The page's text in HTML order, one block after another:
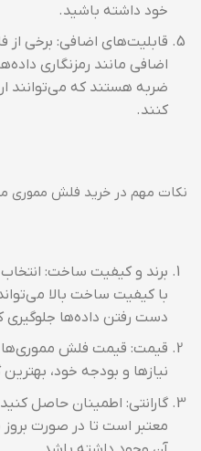
خود داشته باشید.
قابلیت‌های اضافی: برخی از
اضافی مانند رمزنگاری
ضربه هستند که می‌توانند
کنند.
نکات مهم در خرید فلش مموری
برند و کیفیت ساخت:
با کیفیت ساخت بالا
دست رفتن داده‌ها جلوگیری
قیمت: قیمت فلش مموری‌ها
نیازها و بودجه خود، بهترین
گارانتی: اطمینان حاصل
معتبر است تا در صورت